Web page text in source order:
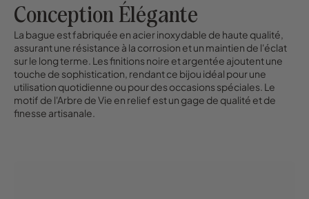
Conception Élégante
La bague est fabriquée en acier inoxydable de haute qualité,
assurant une résistance à la corrosion et un maintien de l'éclat
sur le long terme. Les finitions noire et argentée ajoutent une
touche de sophistication, rendant ce bijou idéal pour une
utilisation quotidienne ou pour des occasions spéciales. Le
motif de l'Arbre de Vie en relief est un gage de qualité et de
finesse artisanale.